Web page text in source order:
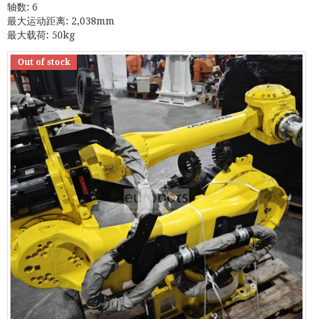
轴数: 6
最大运动距离: 2,038mm
最大载荷: 50kg
Out of stock